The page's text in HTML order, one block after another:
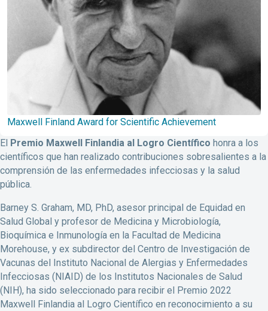
Maxwell Finland Award for Scientific Achievement
El Premio Maxwell Finlandia al Logro Científico honra a los
científicos que han realizado contribuciones sobresalientes a la
comprensión de las enfermedades infecciosas y la salud
pública.
Barney S. Graham, MD, PhD, asesor principal de Equidad en
Salud Global y profesor de Medicina y Microbiología,
Bioquímica e Inmunología en la Facultad de Medicina
Morehouse, y ex subdirector del Centro de Investigación de
Vacunas del Instituto Nacional de Alergias y Enfermedades
Infecciosas (NIAID) de los Institutos Nacionales de Salud
(NIH), ha sido seleccionado para recibir el Premio 2022
Maxwell Finlandia al Logro Científico en reconocimiento a su